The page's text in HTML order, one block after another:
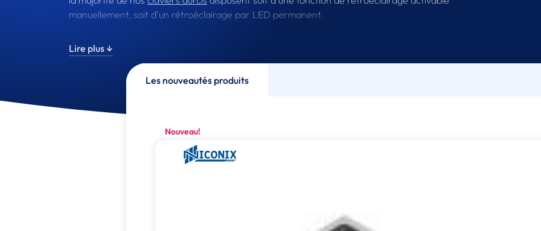
manuellement, soit d'un rétroéclairage par LED permanent.
références. Important à noter, le rétroéclairage n'enlève pas le caractère étanche de nos
périphériques.
Lire plus ↓
Les nouveautés produits
Nouveau!